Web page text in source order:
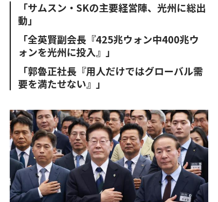
o
k
e
u
n
「サムスン・SKの主要経営陣、光州に総出
動」
「全英賢副会長『425兆ウォン中400兆ウ
ォンを光州に投入』」
「郭魯正社長『用人だけではグローバル需
要を満たせない』」